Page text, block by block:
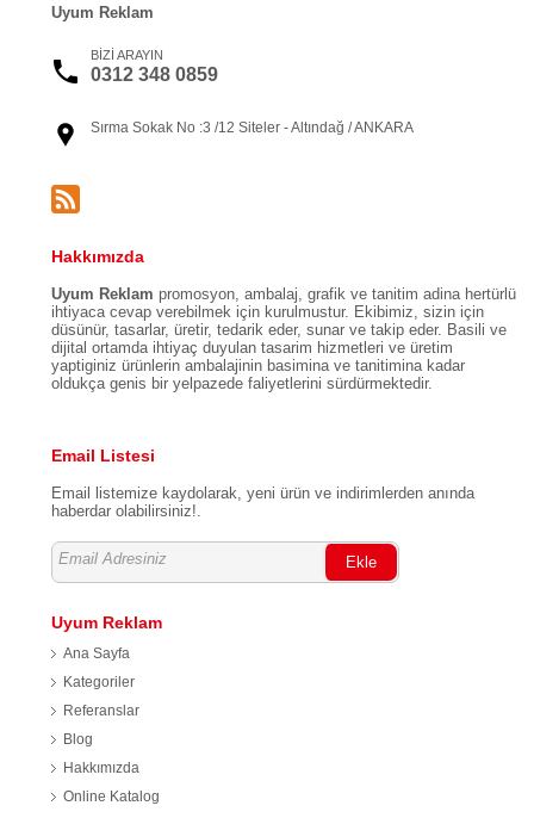
Uyum Reklam
BİZİ ARAYIN
0312 348 0859
Sırma Sokak No :3 /12 Siteler - Altındağ / ANKARA
Hakkımızda
Uyum Reklam promosyon, ambalaj, grafik ve tanitim adina hertürlü
ihtiyaca cevap verebilmek için kurulmustur. Ekibimiz, sizin için
düsünür, tasarlar, üretir, tedarik eder, sunar ve takip eder. Basili ve
dijital ortamda ihtiyaç duyulan tasarim hizmetleri ve üretim
yaptiginiz ürünlerin ambalajinin basimina ve tanitimina kadar
oldukça genis bir yelpazede faliyetlerini sürdürmektedir.
Email Listesi
Email listemize kaydolarak, yeni ürün ve indirimlerden anında
haberdar olabilirsiniz!.
Ekle
Uyum Reklam
Ana Sayfa
Kategoriler
Referanslar
Blog
Hakkımızda
Online Katalog